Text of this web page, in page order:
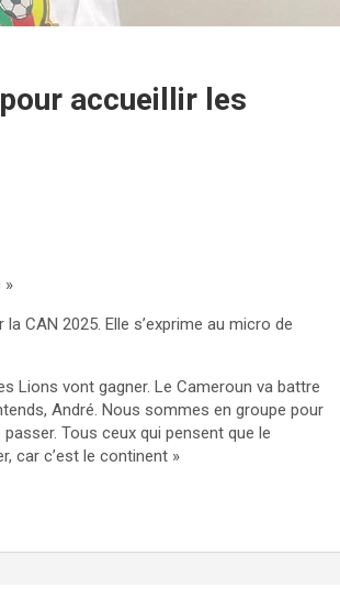
accueillir les
»
CAN 2025. Elle s’exprime au micro de
Lions vont gagner. Le Cameroun va battre
André. Nous sommes en groupe pour
Tous ceux qui pensent que le
car c’est le continent »